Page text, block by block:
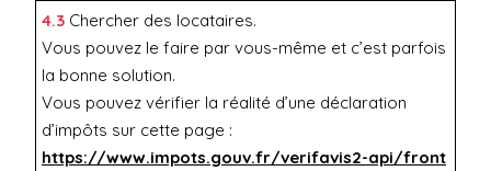
4.3 Chercher des locataires.
Vous pouvez le faire par vous-même et c’est parfois
la bonne solution.
Vous pouvez vérifier la réalité d’une déclaration
d’impôts sur cette page :
https://www.impots.gouv.fr/verifavis2-api/front